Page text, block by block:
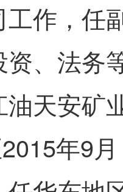
作，任
、法务
油天安矿
年9